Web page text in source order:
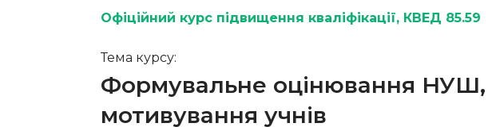
Офіційний курс підвищення кваліфікації, КВЕД 85.59
Тема курсу:
Формувальне оцінювання НУШ,
мотивування учнів